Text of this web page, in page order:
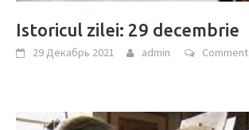
Istoricul zilei: 29 decembrie
29 Декабрь 2021 admin Comment